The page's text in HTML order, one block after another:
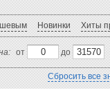
Новинки Хиты
от до
Сбросить все